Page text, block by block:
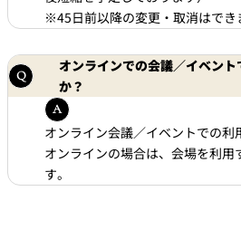
※45日前以降の変更・取消はでき
オンラインでの会議／イベン
か？
オンライン会議／イベントでの利
オンラインの場合は、会場を利用
す。